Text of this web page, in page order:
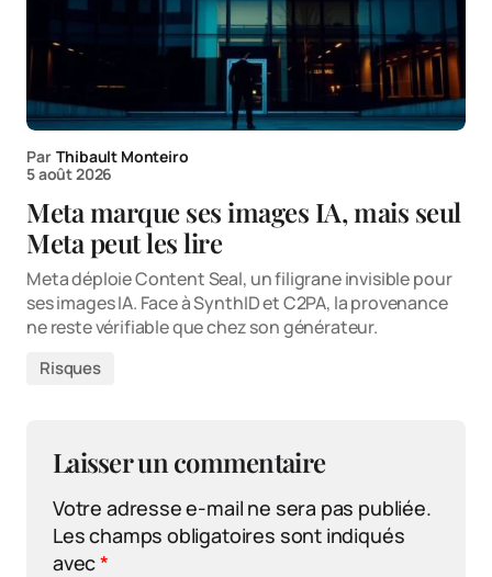
Par Thibault Monteiro
5 août 2026
Meta marque ses images IA, mais seul
Meta peut les lire
Meta déploie Content Seal, un filigrane invisible pour
ses images IA. Face à SynthID et C2PA, la provenance
ne reste vérifiable que chez son générateur.
Risques
Laisser un commentaire
Votre adresse e-mail ne sera pas publiée.
Les champs obligatoires sont indiqués
avec*